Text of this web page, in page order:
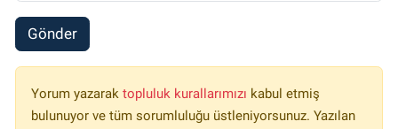
Gönder
Yorum yazarak topluluk kurallarımızı kabul etmiş
bulunuyor ve tüm sorumluluğu üstleniyorsunuz. Yazılan